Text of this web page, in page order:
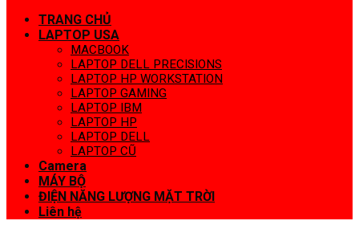
TRANG CHỦ
LAPTOP USA
MACBOOK
LAPTOP DELL PRECISIONS
LAPTOP HP WORKSTATION
LAPTOP GAMING
LAPTOP IBM
LAPTOP HP
LAPTOP DELL
LAPTOP CŨ
Camera
MÁY BỘ
ĐIỆN NĂNG LƯỢNG MẶT TRỜI
Liên hệ